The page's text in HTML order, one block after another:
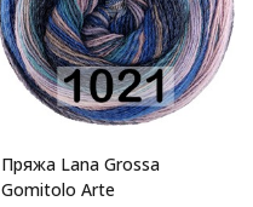
Пряжа Lana Grossa
Gomitolo Arte